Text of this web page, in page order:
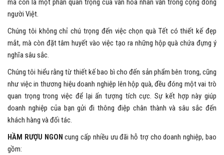
người Việt.
Chúng tôi không chỉ chú trọng đến việc chọn quà Tết có thiết kế đẹp
mắt, mà còn đặt tâm huyết vào việc tạo ra những hộp quà chứa đựng ý
nghĩa sâu sắc.
Chúng tôi hiểu rằng từ thiết kế bao bì cho đến sản phẩm bên trong, cũng
như việc in thương hiệu doanh nghiệp lên hộp quà, đều đóng một vai trò
quan trọng trong việc để lại ấn tượng tích cực. Sự kết hợp này giúp
doanh nghiệp của bạn gửi đi thông điệp chân thành và sâu sắc đến
khách hàng và đối tác.
HẦM RƯỢU NGON cung cấp nhiều ưu đãi hỗ trợ cho doanh nghiệp, bao
gồm: